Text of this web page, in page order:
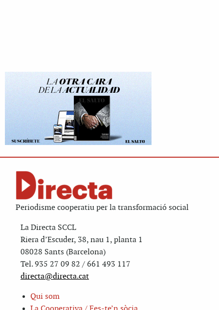
Periodisme cooperatiu per la transformació social
La Directa SCCL
Riera d’Escuder, 38, nau 1, planta 1
08028 Sants (Barcelona)
Tel. 935 27 09 82 / 661 493 117
directa@directa.cat
Qui som